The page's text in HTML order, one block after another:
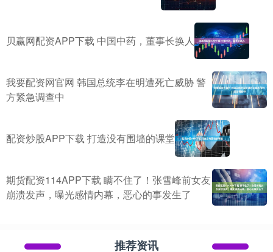
贝赢网配资APP下载 中国中药，董事长换人
我要配资网官网 韩国总统李在明遭死亡威胁 警
方紧急调查中
配资炒股APP下载 打造没有围墙的课堂
期货配资114APP下载 瞒不住了！张雪峰前女友
崩溃发声，曝光感情内幕，恶心的事发生了
推荐资讯